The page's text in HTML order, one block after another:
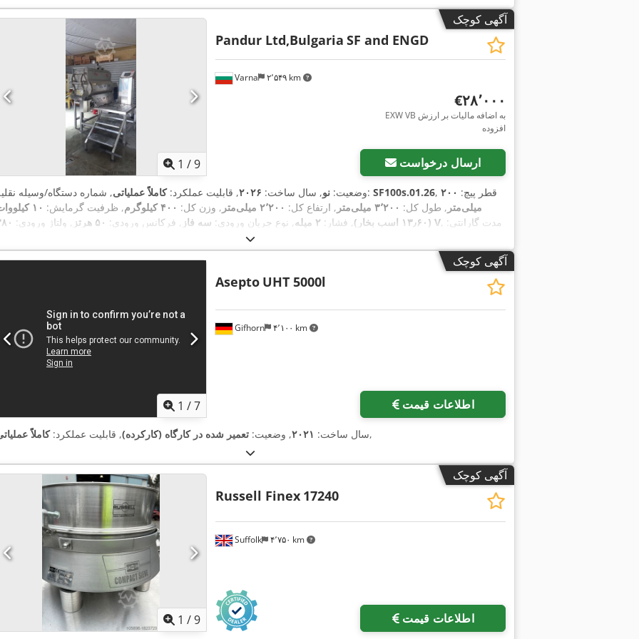
آگهی کوچک
1 /9
Varna ۲٬۵۴۹ km
Pandur Ltd,Bulgaria SF and ENGD
‎€۲۸٬۰۰۰
EXW VB به اضافه مالیات بر ارزش
افزوده
ارسال درخواست
وضعیت: نو, سال ساخت: ۲۰۲۶, قابلیت عملکرد:کاملاً عملیاتی , شماره دستگاه/وسیله نقلیه: SF100s.01.26 , قطر پیچ: ۲۰۰
میلی‌متر , طول کل: ۳٬۲۰۰ میلی‌متر , ارتفاع کل: ۲٬۲۰۰ میلی‌متر , وزن کل: ۴۰۰ کیلوگرم , ظرفیت گرمایش:
۱۰
(۱۳٫۶۰ اسب بخار)
, فشار: ۲ میله , نوع جریان ورودی: سه فاز , فرکانس ورودی: ۵۰ هرتز , ولتاژ ورودی: ۳۸۰ V , مدت گارانتی:
آگهی کوچک
1 /7
Gifhorn ۴٬۱۰۰ km
Asepto UHT 5000l
اطلاعات قیمت
سال ساخت: ۲۰۲۱, وضعیت: تعمیر شده در کارگاه (کارکرده), قابلیت عملکرد:کاملاً ,
آگهی کوچک
1 /9
Suffolk ۴٬۷۵۰ km
Russell Finex 17240
اطلاعات قیمت